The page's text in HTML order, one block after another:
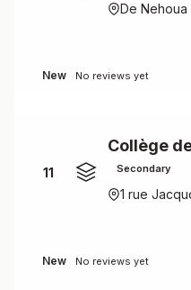
De Nehoua
New No reviews yet
11
Collège
Secondary
1 rue
New No reviews yet